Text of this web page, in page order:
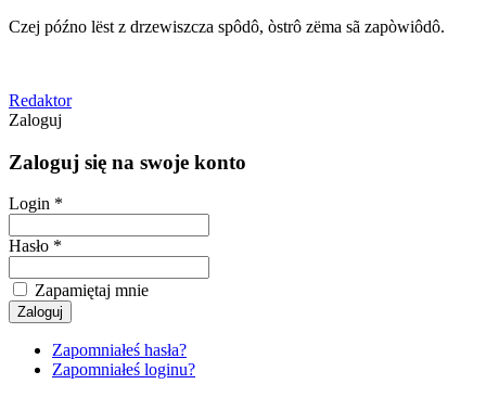
Czej późno lëst z drzewiszcza spôdô, òstrô zëma sã zapòwiôdô.
Redaktor
Zaloguj
Zaloguj się na swoje konto
Login *
Hasło *
Zapamiętaj mnie
Zapomniałeś hasła?
Zapomniałeś loginu?